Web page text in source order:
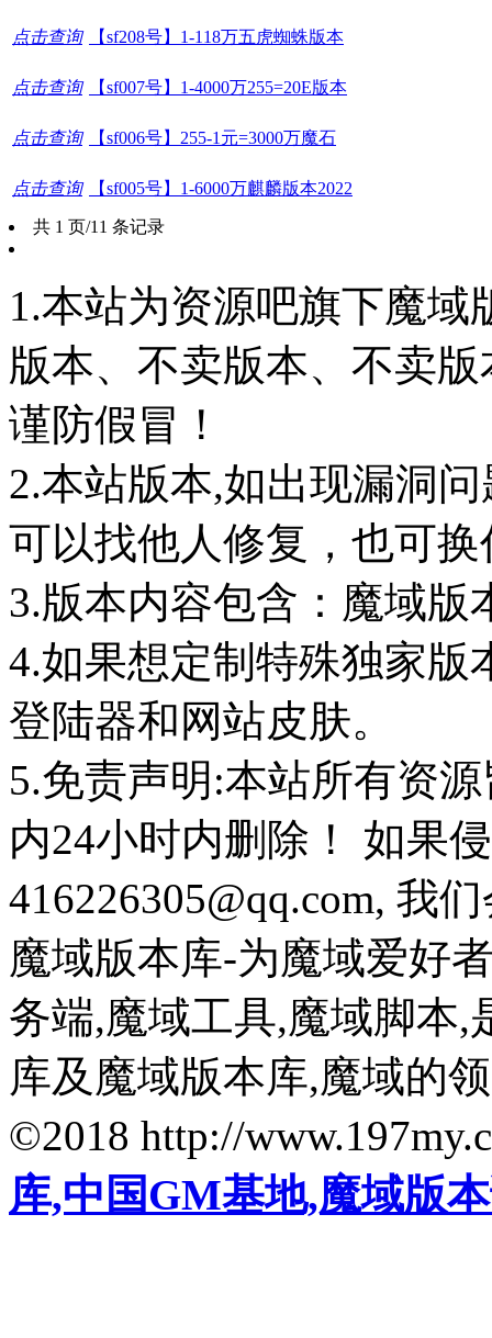
点击查询 【sf208号】1-118万五虎蜘蛛版本
点击查询 【sf007号】1-4000万255=20E版本
点击查询 【sf006号】255-1元=3000万魔石
点击查询 【sf005号】1-6000万麒麟版本2022
共 1 页/11 条记录
1.本站为资源吧旗下魔
版本、不卖版本、不卖版
谨防假冒！
2.本站版本,如出现漏洞
可以找他人修复，也可
3.版本内容包含：魔域版
4.如果想定制特殊独家
登陆器和网站皮肤。
5.免责声明:本站所有资
内24小时内删除！ 如果
416226305@qq.com, 我
魔域版本库-为魔域爱好
务端,魔域工具,魔域脚本
库及魔域版本库,魔域的
©2018 http://
库,中国GM基地,魔域版